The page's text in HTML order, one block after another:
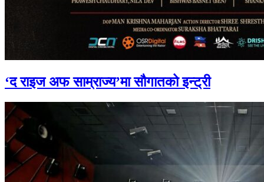
‘द राइज अफ साम्राज्य’मा सौगातको इन्ट्री